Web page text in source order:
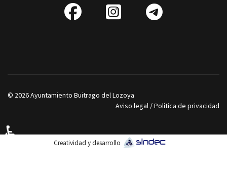
fab
IG
© 2026 Ayuntamiento Buitrago del Lozoya
Aviso legal /Política de privacidad
Creatividad y desarrollo